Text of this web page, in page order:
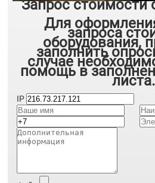
Запрос стоимости
Для
запроса
оборудования,
заполнить
случае
помощь в
листа.
IP